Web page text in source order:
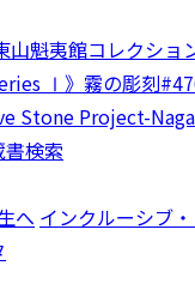
山魁夷館コレクショ
Ⅰ》霧の彫刻
Stone Project-
検索
へ インクルーシブ